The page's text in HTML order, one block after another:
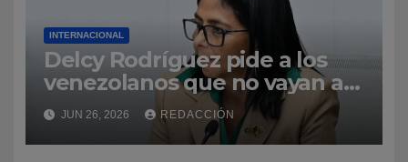
INTERNACIONAL
Delcy Rodríguez pide a los
venezolanos que no vayan a
La Guaira para no obstaculizar
las labores de rescate
JUN 26, 2026 REDACCIÓN